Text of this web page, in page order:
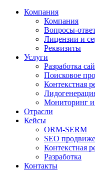
Компания
Компания
Вопросы-
Лицензии и
Реквизиты
Услуги
Разработка
Поисковое
Контекстная
Мониторинг и
Отрасли
Кейсы
ORM-SERM
SEO
Контекстная
Разработка
Контакты